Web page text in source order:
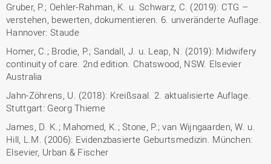
Gruber, P.; Oehler-Rahman, K. u. Schwarz, C. (2019): CTG –
verstehen, bewerten, dokumentieren. 6. unveränderte Auflage.
Hannover: Staude
Homer, C.; Brodie, P.; Sandall, J. u. Leap, N. (2019): Midwifery
continuity of care. 2nd edition. Chatswood, NSW. Elsevier
Australia
Jahn-Zöhrens, U. (2018): Kreißsaal. 2. aktualisierte Auflage.
Stuttgart: Georg Thieme
James, D. K.; Mahomed, K.; Stone, P.; van Wijngaarden, W. u.
Hill, L.M. (2006): Evidenzbasierte Geburtsmedizin. München:
Elsevier, Urban & Fischer